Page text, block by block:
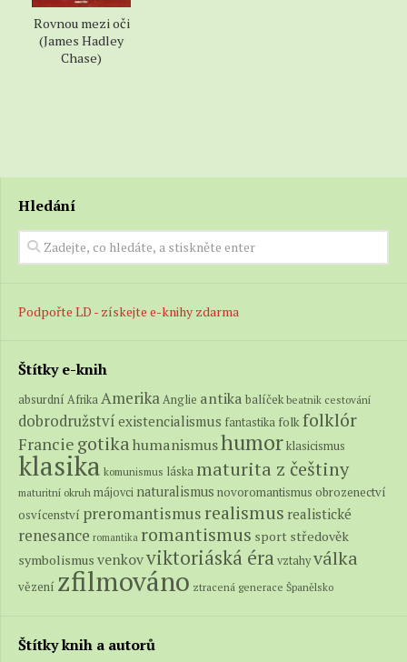
Liz se bojovně otočila a s rukama v bok si měřila
svou spojku: "Tak to tě nesmí ani napadnout. Na
tuhle příležitost čekám celých sedmnáct let."
Rovnou mezi oči
(James Hadley
Chase)
Hledání
Podpořte LD - získejte e-knihy zdarma
Štítky e-knih
absurdní Afrika Amerika Anglie antika balíček beatnik cestování
dobrodružství existencialismus fantastika folk folklór
Francie gotikahumanismushumorklasicismus
klasika komunismus láskamaturita z češtiny
maturitní okruh májovci naturalismus novoromantismus obrozenectví
osvícenství preromantismus realismus realistické
renesance romantika romantismus sport středověk
symbolismus venkovviktoriáská éra vztahyválka
vězení zfilmováno ztracená generace Španělsko
Štítky knih a autorů